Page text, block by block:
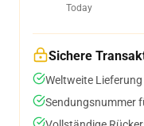
Today
Sichere
Weltweite
Sendungsnummer